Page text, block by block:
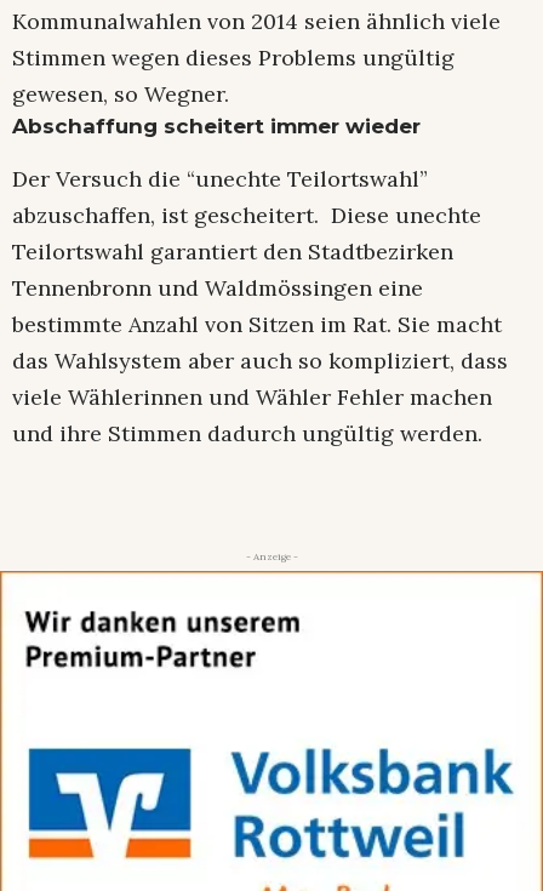
Kommunalwahlen von 2014 seien ähnlich viele
Stimmen wegen dieses Problems ungültig
gewesen, so Wegner.
Abschaffung scheitert immer wieder
Der Versuch die “unechte Teilortswahl”
abzuschaffen, ist gescheitert. Diese unechte
Teilortswahl garantiert den Stadtbezirken
Tennenbronn und Waldmössingen eine
bestimmte Anzahl von Sitzen im Rat. Sie macht
das Wahlsystem aber auch so kompliziert, dass
viele Wählerinnen und Wähler Fehler machen
und ihre Stimmen dadurch ungültig werden.
- Anzeige -